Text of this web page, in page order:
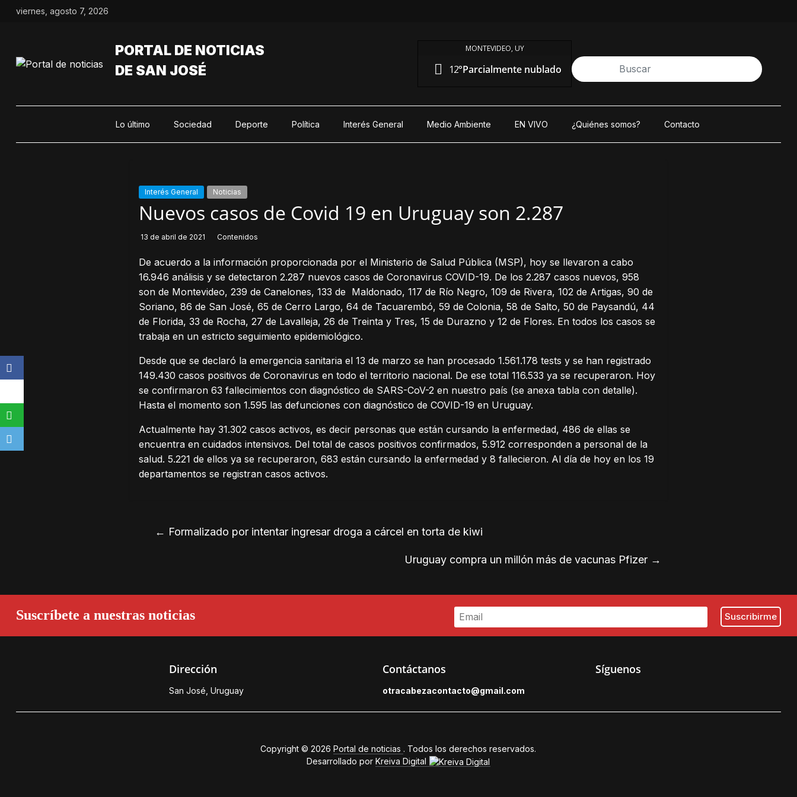
Saltarviernes, agosto 7, 2026
PORTAL DE NOTICIAS
DE SAN JOSÉ
MONTEVIDEO, UY
12°Parcialmente nublado
Lo último Sociedad Deporte Política Interés General Medio Ambiente EN VIVO ¿Quiénes somos? Contacto
Interés General Noticias
Nuevos casos de Covid 19 en Uruguay son 2.287
13 de abril de 2021 Contenidos
De acuerdo a la información proporcionada por el Ministerio de Salud Pública (MSP), hoy se llevaron a cabo
16.946 análisis y se detectaron 2.287 nuevos casos de Coronavirus COVID-19. De los 2.287 casos nuevos, 958
son de Montevideo, 239 de Canelones, 133 de Maldonado, 117 de Río Negro, 109 de Rivera, 102 de Artigas, 90 de
Soriano, 86 de San José, 65 de Cerro Largo, 64 de Tacuarembó, 59 de Colonia, 58 de Salto, 50 de Paysandú, 44
de Florida, 33 de Rocha, 27 de Lavalleja, 26 de Treinta y Tres, 15 de Durazno y 12 de Flores. En todos los casos se
trabaja en un estricto seguimiento epidemiológico.
Desde que se declaró la emergencia sanitaria el 13 de marzo se han procesado 1.561.178 tests y se han registrado
149.430 casos positivos de Coronavirus en todo el territorio nacional. De ese total 116.533 ya se recuperaron. Hoy
se confirmaron 63 fallecimientos con diagnóstico de SARS-CoV-2 en nuestro país (se anexa tabla con detalle).
Hasta el momento son 1.595 las defunciones con diagnóstico de COVID-19 en Uruguay.
Actualmente hay 31.302 casos activos, es decir personas que están cursando la enfermedad, 486 de ellas se
encuentra en cuidados intensivos. Del total de casos positivos confirmados, 5.912 corresponden a personal de la
salud. 5.221 de ellos ya se recuperaron, 683 están cursando la enfermedad y 8 fallecieron. Al día de hoy en los 19
departamentos se registran casos activos.
← Formalizado por intentar ingresar droga a cárcel en torta de kiwi
Uruguay compra un millón más de vacunas Pfizer →
Suscríbete a nuestras noticias
Dirección
San José, Uruguay
Contáctanos
otracabezacontacto@gmail.com
Síguenos
Copyright © 2026Portal de noticias . Todos los derechos reservados.
Desarrollado porKreiva Digital